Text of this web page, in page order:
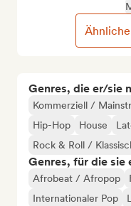
Genres, die er/sie
Kommerziell /
Hip-Hop
House
Rock & Roll /
Genres, für die sie
Afrobeat / Afropop
Internationaler Pop